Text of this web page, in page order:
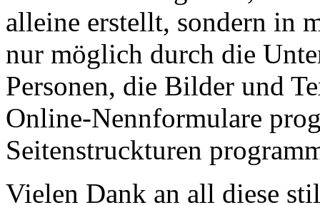
alleine erstellt, sondern in
nur möglich durch die
Personen, die Bilder und
Online-Nennformulare
Seitenstruckturen
Vielen Dank an all diese